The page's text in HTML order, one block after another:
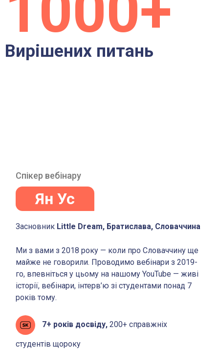
Вирішених питань
Спікер вебінару
Ян Ус
Засновник Little Dream, Братислава, Словаччина
Ми з вами з 2018 року — коли про Словаччину ще
майже не говорили. Проводимо вебінари з 2019-
го, впевніться у цьому на нашому YouTube — живі
історії, вебінари, інтерв’ю зі студентами понад 7
років тому.
7+ років досвіду, 200+ справжніх
студентів щороку